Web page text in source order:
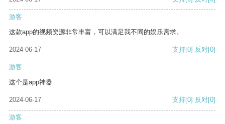
游客
这款app的视频资源非常丰富，可以满足我不同的娱乐需求。
2024-06-17 支持[0] 反对[0]
游客
这个是app神器
2024-06-17 支持[0] 反对[0]
游客